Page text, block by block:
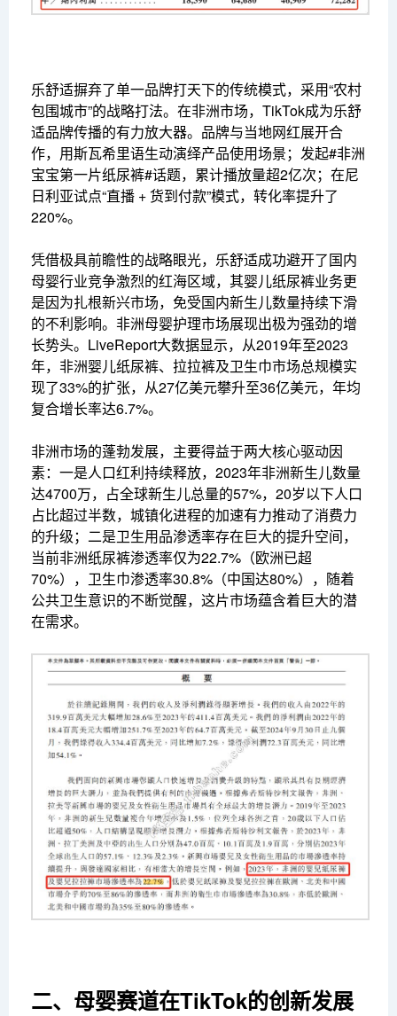
乐舒适摒弃了单一品牌打天下的传统模式，采用“农村
包围城市”的战略打法。在非洲市场，TikTok成为乐舒
适品牌传播的有力放大器。品牌与当地网红展开合
作，用斯瓦希里语生动演绎产品使用场景；发起#非洲
宝宝第一片纸尿裤#话题，累计播放量超2亿次；在尼
日利亚试点“直播 + 货到付款”模式，转化率提升了
220%。
凭借极具前瞻性的战略眼光，乐舒适成功避开了国内
母婴行业竞争激烈的红海区域，其婴儿纸尿裤业务更
是因为扎根新兴市场，免受国内新生儿数量持续下滑
的不利影响。非洲母婴护理市场展现出极为强劲的增
长势头。LiveReport大数据显示，从2019年至2023
年，非洲婴儿纸尿裤、拉拉裤及卫生巾市场总规模实
现了33%的扩张，从27亿美元攀升至36亿美元，年均
复合增长率达6.7%。
非洲市场的蓬勃发展，主要得益于两大核心驱动因
素：一是人口红利持续释放，2023年非洲新生儿数量
达4700万，占全球新生儿总量的57%，20岁以下人口
占比超过半数，城镇化进程的加速有力推动了消费力
的升级；二是卫生用品渗透率存在巨大的提升空间，
当前非洲纸尿裤渗透率仅为22.7%（欧洲已超
70%），卫生巾渗透率30.8%（中国达80%），随着
公共卫生意识的不断觉醒，这片市场蕴含着巨大的潜
在需求。
二、母婴赛道在TikTok的创新发展